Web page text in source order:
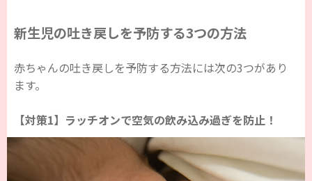
新生児の吐き戻しを予防する3つの方法
赤ちゃんの吐き戻しを予防する方法には次の3つがあり
ます。
【対策1】ラッチオンで空気の飲み込み過ぎを防止！